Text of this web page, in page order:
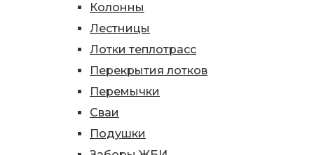
Колонны
Лестницы
Лотки теплотрасс
Перекрытия лотков
Перемычки
Сваи
Подушки